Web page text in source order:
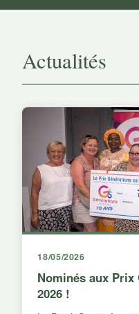
Actualités
18/05/2026
Nominés aux
2026 !